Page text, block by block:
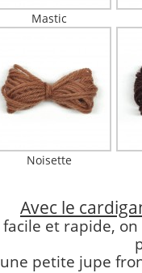
Mastic
Noisette
Avec le
facile et rapide,
une petite jupe